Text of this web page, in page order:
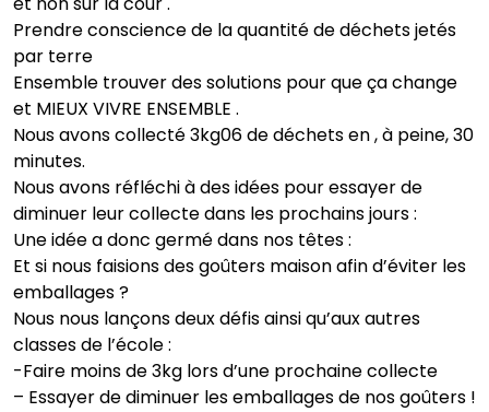
Prendre conscience de la quantité de déchets jetés
par terre
Ensemble trouver des solutions pour que ça change
et MIEUX VIVRE ENSEMBLE .
Nous avons collecté 3kg06 de déchets en , à peine, 30
minutes.
Nous avons réfléchi à des idées pour essayer de
diminuer leur collecte dans les prochains jours :
Une idée a donc germé dans nos têtes :
Et si nous faisions des goûters maison afin d’éviter les
emballages ?
Nous nous lançons deux défis ainsi qu’aux autres
classes de l’école :
-Faire moins de 3kg lors d’une prochaine collecte
– Essayer de diminuer les emballages de nos goûters !